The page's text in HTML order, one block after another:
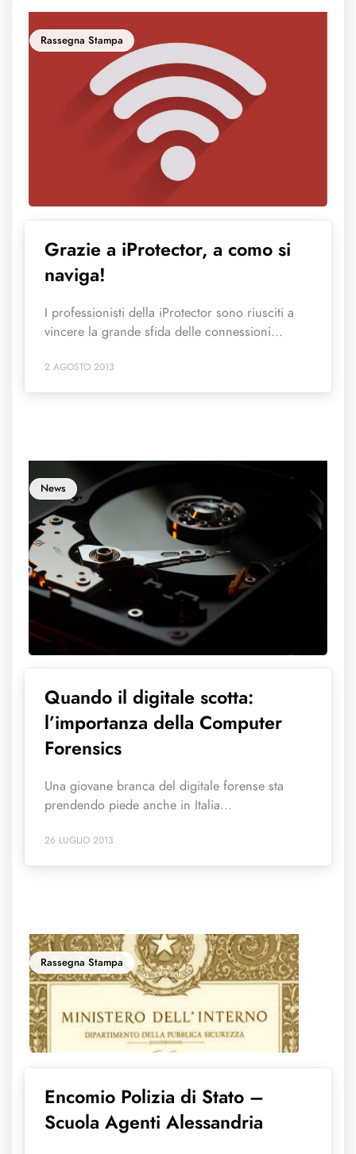
Rassegna Stampa
Grazie a iProtector, a como si
naviga!
I professionisti della iProtector sono riusciti a
vincere la grande sfida delle connessioni...
2 AGOSTO 2013
News
Quando il digitale scotta:
l’importanza della Computer
Forensics
Una giovane branca del digitale forense sta
prendendo piede anche in Italia...
26 LUGLIO 2013
Rassegna Stampa
Encomio Polizia di Stato –
Scuola Agenti Alessandria